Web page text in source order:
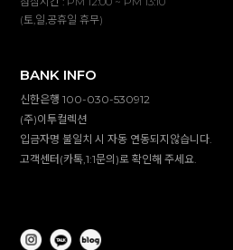
(토,일,공휴일 휴무)
BANK INFO
신한은행 100-030-530912
(주)이투컬렉션
입금자명 불일치 시 자동 연동되지않습니다.
고객센터(카톡,1:1문의)로 확인해 주세요.